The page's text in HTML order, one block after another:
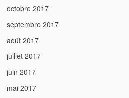
octobre 2017
septembre 2017
août 2017
juillet 2017
juin 2017
mai 2017